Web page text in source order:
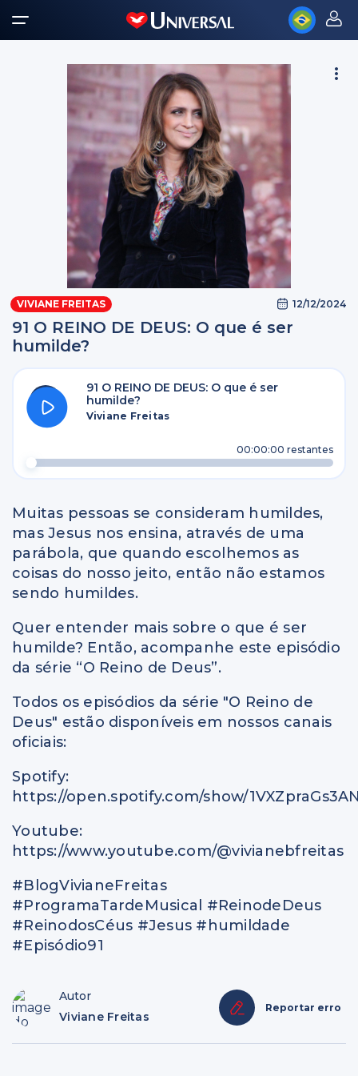
VIVIANE FREITAS 12/12/2024
91 O REINO DE DEUS: O que é ser
humilde?
91 O REINO DE DEUS: O que é ser
humilde?
Viviane Freitas
00:00:00 restantes
Muitas pessoas se consideram humildes,
mas Jesus nos ensina, através de uma
parábola, que quando escolhemos as
coisas do nosso jeito, então não estamos
sendo humildes.
Quer entender mais sobre o que é ser
humilde? Então, acompanhe este episódio
da série “O Reino de Deus”.
Todos os episódios da série "O Reino de
Deus" estão disponíveis em nossos canais
oficiais:
Spotify:
https://open.spotify.com/show/
Youtube:
https://www.youtube.com/@vivianebfreitas
#BlogVivianeFreitas
#ProgramaTardeMusical #ReinodeDeus
#ReinodosCéus #Jesus #humildade
#Episódio91
Autor
Viviane Freitas
Reportar erro